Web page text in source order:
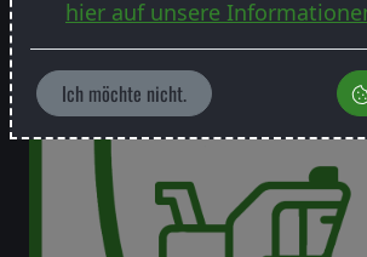
hier auf unsere
Ich möchte nicht.